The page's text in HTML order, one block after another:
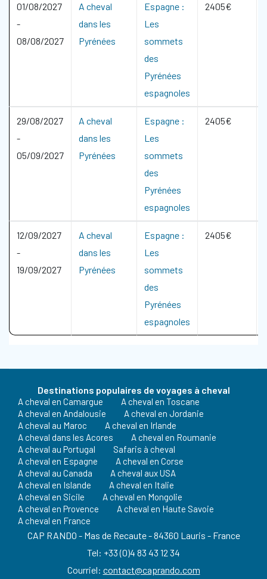
01/08/2027
-
08/08/2027
A cheval
dans les
Pyrénées
Espagne :
Les
sommets
des
Pyrénées
espagnoles
2405€
29/08/2027
-
05/09/2027
A cheval
dans les
Pyrénées
Espagne :
Les
sommets
des
Pyrénées
espagnoles
2405€
12/09/2027
-
19/09/2027
A cheval
dans les
Pyrénées
Espagne :
Les
sommets
des
Pyrénées
espagnoles
2405€
Destinations populaires de voyages à cheval
A cheval en Camargue
A cheval en Toscane
A cheval en Andalousie
A cheval en Jordanie
A cheval au Maroc
A cheval en Irlande
A cheval dans les Acores
A cheval en Roumanie
A cheval au Portugal
Safaris à cheval
A cheval en Espagne
A cheval en Corse
A cheval au Canada
A cheval aux USA
A cheval en Islande
A cheval en Italie
A cheval en Sicile
A cheval en Mongolie
A cheval en Provence
A cheval en Haute Savoie
A cheval en France
CAP RANDO - Mas de Recaute - 84360 Lauris - France
Tel: +33 (0)4 83 43 12 34
Courriel: contact@caprando.com